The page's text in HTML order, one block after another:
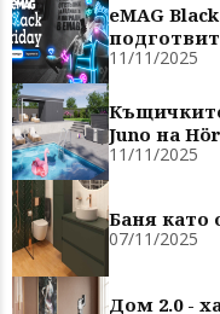
eMAG
11/11/2025
Juno на
11/11/2025
Баня като
07/11/2025
Дом 2.0 -